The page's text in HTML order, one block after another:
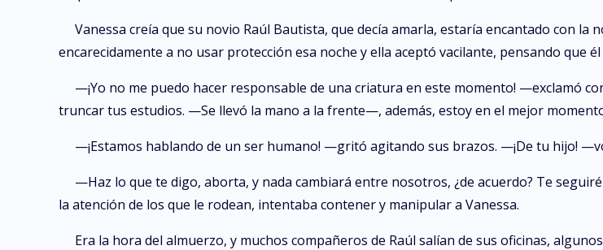
Vanessa creía que su novio Raúl Bautista, que decía amarla, estaría encantado con
encarecidamente a no usar protección esa noche y ella aceptó vacilante, pensando que
—¡Yo no me puedo hacer responsable de una criatura en este momento! —exclamó
truncar tus estudios. —Se llevó la mano a la frente—, además, estoy en el mejor
—¡Estamos hablando de un ser humano! —gritó agitando sus brazos. —¡De tu hijo!
—Haz lo que te digo, aborta, y nada cambiará entre nosotros, ¿de acuerdo? Te
la atención de los que le rodean, intentaba contener y manipular a Vanessa.
Era la hora del almuerzo, y muchos compañeros de Raúl salían de sus oficinas,